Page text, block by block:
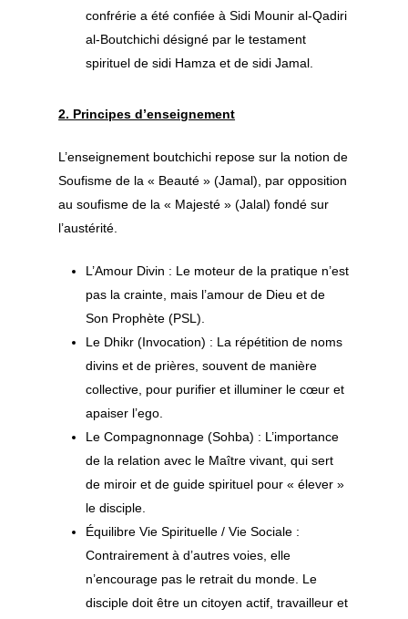
confrérie a été confiée à Sidi Mounir al-Qadiri
al-Boutchichi désigné par le testament
spirituel de sidi Hamza et de sidi Jamal.
2. Principes d’enseignement
L’enseignement boutchichi repose sur la notion de
Soufisme de la « Beauté » (Jamal), par opposition
au soufisme de la « Majesté » (Jalal) fondé sur
l’austérité.
L’Amour Divin : Le moteur de la pratique n’est
pas la crainte, mais l’amour de Dieu et de
Son Prophète (PSL).
Le Dhikr (Invocation) : La répétition de noms
divins et de prières, souvent de manière
collective, pour purifier et illuminer le cœur et
apaiser l’ego.
Le Compagnonnage (Sohba) : L’importance
de la relation avec le Maître vivant, qui sert
de miroir et de guide spirituel pour « élever »
le disciple.
Équilibre Vie Spirituelle / Vie Sociale :
Contrairement à d’autres voies, elle
n’encourage pas le retrait du monde. Le
disciple doit être un citoyen actif, travailleur et